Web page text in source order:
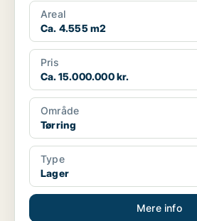
Areal
Ca. 4.555 m2
Pris
Ca. 15.000.000 kr.
Område
Tørring
Type
Lager
Mere info